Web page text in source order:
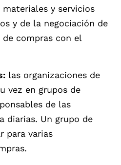
y servicios
y de la negociación de
compras con el
las organizaciones de
vez en grupos de
de las
diarias. Un grupo de
para varias